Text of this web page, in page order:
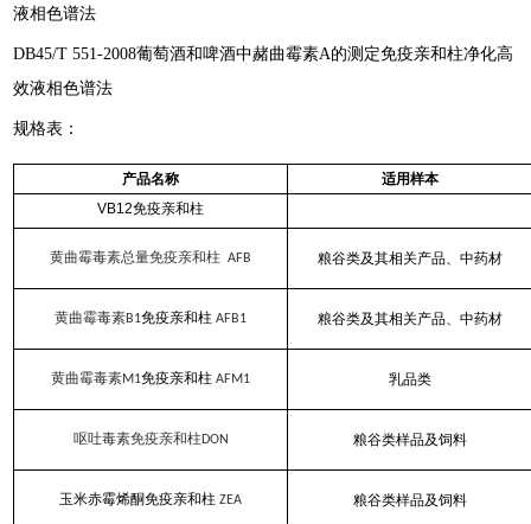
液相色谱法
DB45/T 551-2008葡萄酒和啤酒中赭曲霉素A的测定免疫亲和柱净化高
效液相色谱法
规格表：
产品名称
适用样本
VB12免疫亲和柱
黄曲霉毒素总量免疫亲和柱 AFB 粮谷类及其相关产品、中药材
黄曲霉毒素B1免疫亲和柱AFB1 粮谷类及其相关产品、中药材
黄曲霉毒素M1免疫亲和柱AFM1 乳品类
呕吐毒素免疫亲和柱DON 粮谷类样品及饲料
玉米赤霉烯酮免疫亲和柱ZEA 粮谷类样品及饲料